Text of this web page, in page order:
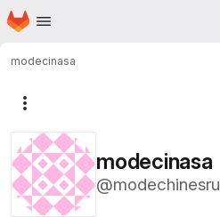
Skip to main content
Homepage
modecinasa
modecinasa
@modechinesru